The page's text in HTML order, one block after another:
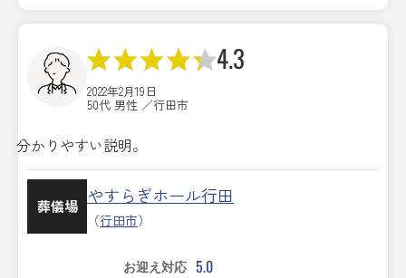
4.3
2022年2月19日
50代 男性 ／行田市
分かりやすい説明。
葬儀場 やすらぎホール行田
（行田市）
お迎え対応 5.0